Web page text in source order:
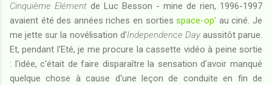
Cinquième Elément de Luc Besson - mine de rien, 1996-1997
avaient été des années riches en sortiesspace-op' au ciné. Je
me jette sur la novélisation d'Independence Dayaussitôt parue.
Et, pendant l'Eté, je me procure la cassette vidéo à peine sortie
: l'idée, c'était de faire disparaître la sensation d'avoir manqué
quelque chose à cause d'une leçon de conduite en fin de